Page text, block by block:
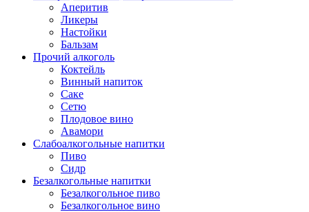
Аперитив
Ликеры
Настойки
Бальзам
Прочий алкоголь
Коктейль
Винный напиток
Саке
Сетю
Плодовое вино
Авамори
Слабоалкогольные напитки
Пиво
Сидр
Безалкогольные напитки
Безалкогольное пиво
Безалкогольное вино